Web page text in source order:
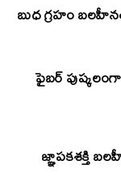
బుధ గ్రహం
ఫైబర్‌
జ్ఞాపకశక్తి